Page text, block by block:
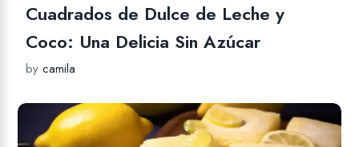
Cuadrados de Dulce de Leche y
Coco: Una Delicia Sin Azúcar
bycamila